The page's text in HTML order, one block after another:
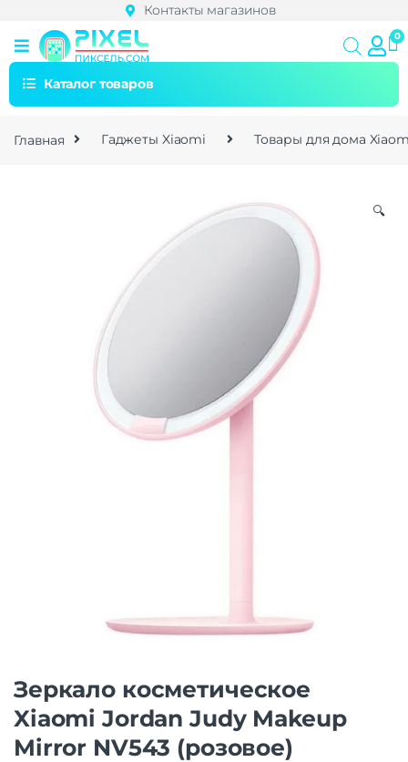
Контакты магазинов
Каталог товаров
Главная Гаджеты Xiaomi Товары для дома
🔍
Зеркало косметическое
Xiaomi Jordan Judy Makeup
Mirror NV543 (розовое)